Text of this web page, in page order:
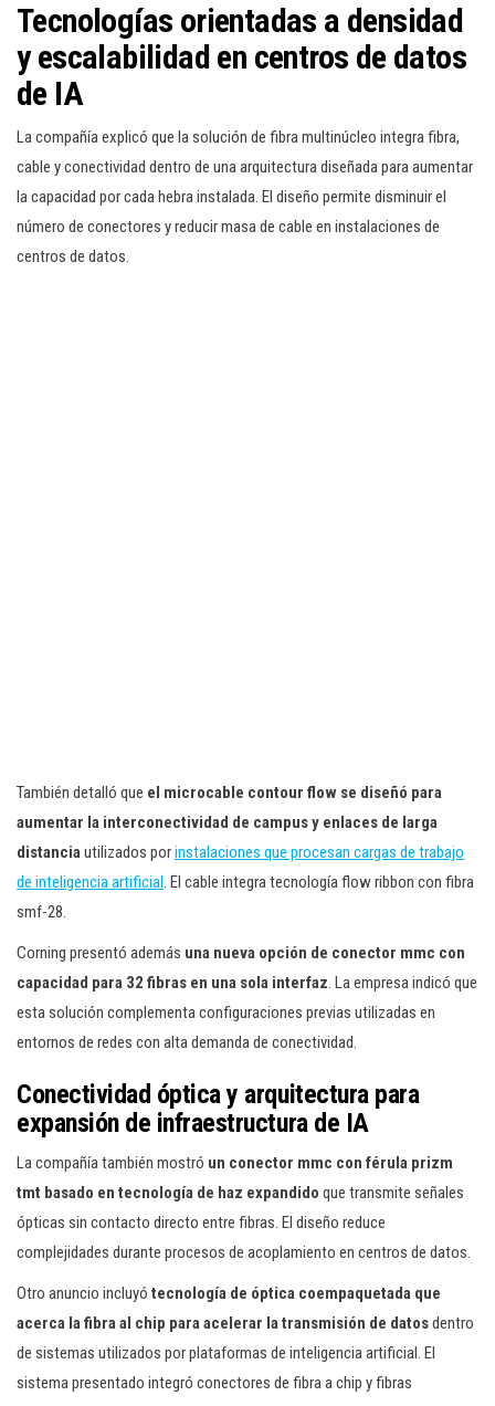
Tecnologías orientadas a densidad
y escalabilidad en centros de datos
de IA
La compañía explicó que la solución de fibra multinúcleo integra fibra,
cable y conectividad dentro de una arquitectura diseñada para aumentar
la capacidad por cada hebra instalada. El diseño permite disminuir el
número de conectores y reducir masa de cable en instalaciones de
centros de datos.
También detalló que el microcable contour flow se diseñó para
aumentar la interconectividad de campus y enlaces de larga
distanciautilizados porinstalaciones que procesan cargas de trabajo
de inteligencia artificial. El cable integra tecnología flow ribbon con fibra
smf-28.
Corning presentó además una nueva opción de conector mmc con
capacidad para 32 fibras en una sola interfaz. La empresa indicó que
esta solución complementa configuraciones previas utilizadas en
entornos de redes con alta demanda de conectividad.
Conectividad óptica y arquitectura para
expansión de infraestructura de IA
La compañía también mostró un conector mmc con férula prizm
tmt basado en tecnología de haz expandido que transmite señales
ópticas sin contacto directo entre fibras. El diseño reduce
complejidades durante procesos de acoplamiento en centros de datos.
Otro anuncio incluyó tecnología de óptica coempaquetada que
acerca la fibra al chip para acelerar la transmisión de datosdentro
de sistemas utilizados por plataformas de inteligencia artificial. El
sistema presentado integró conectores de fibra a chip y fibras